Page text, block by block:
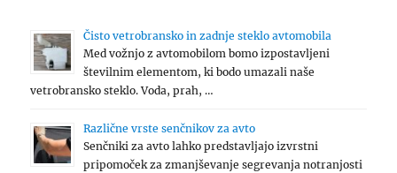
Čisto vetrobransko in zadnje steklo avtomobila
Med vožnjo z avtomobilom bomo izpostavljeni
številnim elementom, ki bodo umazali naše
vetrobransko steklo. Voda, prah, …
Različne vrste senčnikov za avto
Senčniki za avto lahko predstavljajo izvrstni
pripomoček za zmanjševanje segrevanja notranjosti